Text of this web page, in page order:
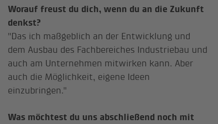
Worauf freust du dich, wenn du an die Zukunft
denkst?
"Das ich maßgeblich an der Entwicklung und
dem Ausbau des Fachbereiches Industriebau und
auch am Unternehmen mitwirken kann. Aber
auch die Möglichkeit, eigene Ideen
einzubringen."
Was möchtest du uns abschließend noch mit